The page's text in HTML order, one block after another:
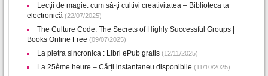
Lecții de magie: cum să-ți cultivi creativitatea – Biblioteca ta
electronică (22/07/2025)
The Culture Code: The Secrets of Highly Successful Groups |
Books Online Free (09/07/2025)
La pietra sincronica : Libri ePub gratis (12/11/2025)
La 25ème heure – Cărți instantaneu disponibile (11/10/2025)